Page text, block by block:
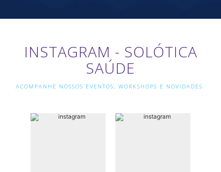
INSTAGRAM - SOLÓTICA
SAÚDE
ACOMPANHE NOSSOS EVENTOS, WORKSHOPS E NOVIDADES.